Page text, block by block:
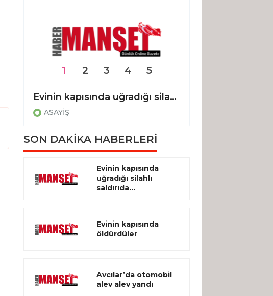
Evinin kapısında uğradığı silahlı saldırıda hayatını kaybetti
ASAYİŞ
1 2 3 4 5
SON DAKİKA HABERLERİ
Evinin kapısında
uğradığı silahlı
saldırıda...
Evinin kapısında
öldürdüler
Avcılar’da otomobil
alev alev yandı